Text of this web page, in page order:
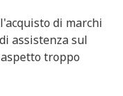
di marchi
assistenza sul
troppo